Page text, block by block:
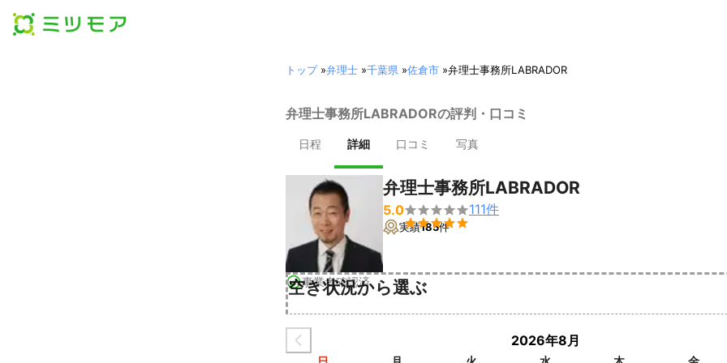
トップ»弁理士 »千葉県 »佐倉市 »弁理士事務所LABRADOR
弁理士事務所LABRADORの評判・口コミ
日程 詳細 口コミ 写真
事業者確認済
弁理士事務所LABRADOR
5.0

111件
実績185件
空き状況から選ぶ
2026年8月